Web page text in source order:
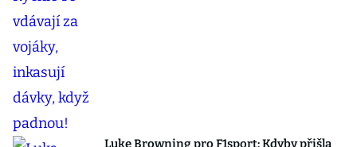
Luke Browning pro F1sport: Kdyby přišla